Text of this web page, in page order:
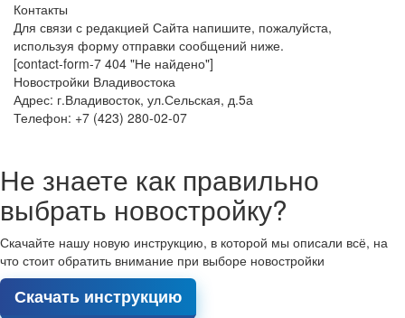
Контакты
Для связи с редакцией Сайта напишите, пожалуйста,
используя форму отправки сообщений ниже.
[contact-form-7 404 "Не найдено"]
Новостройки Владивостока
Адрес: г.Владивосток, ул.Сельская, д.5а
Телефон: +7 (423) 280-02-07
Не знаете как правильно
выбрать новостройку?
Скачайте нашу новую инструкцию, в которой мы описали всё, на
что стоит обратить внимание при выборе новостройки
Скачать инструкцию